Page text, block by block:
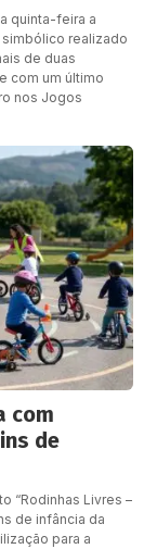
quinta-feira a
realizado
de duas
com um último
nos Jogos
com
de
“Rodinhas Livres –
de infância da
para a